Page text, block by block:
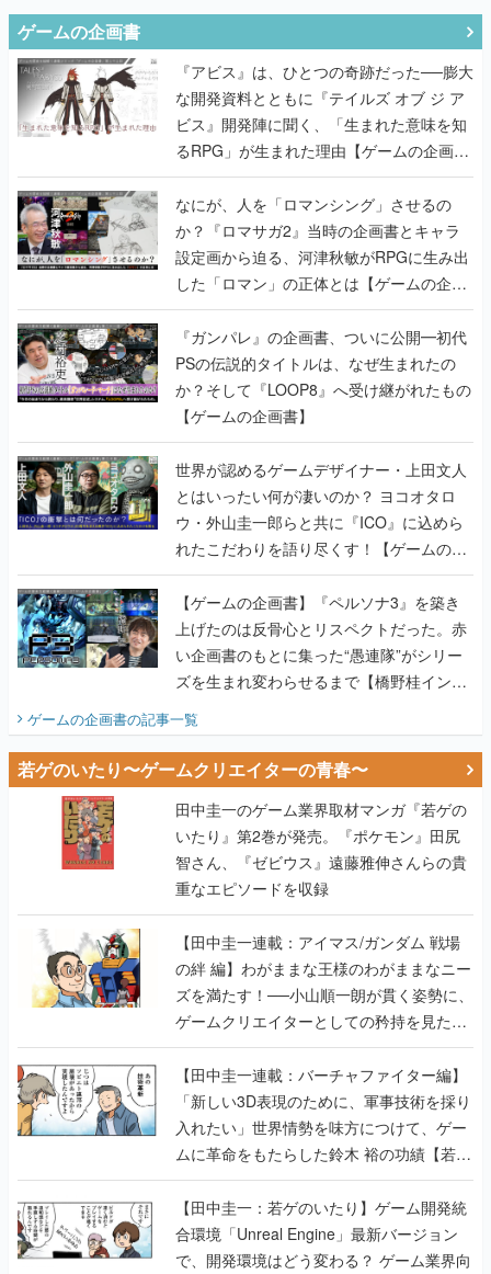
ゲームの企画書
『アビス』は、ひとつの奇跡だった──膨大
な開発資料とともに『テイルズ オブ ジ ア
ビス』開発陣に聞く、「生まれた意味を知
るRPG」が生まれた理由【ゲームの企画
書】
なにが、人を「ロマンシング」させるの
か？『ロマサガ2』当時の企画書とキャラ
設定画から迫る、河津秋敏がRPGに生み出
した「ロマン」の正体とは【ゲームの企画
書】
『ガンパレ』の企画書、ついに公開━初代
PSの伝説的タイトルは、なぜ生まれたの
か？そして『LOOP8』へ受け継がれたもの
【ゲームの企画書】
世界が認めるゲームデザイナー・上田文人
とはいったい何が凄いのか？ ヨコオタロ
ウ・外山圭一郎らと共に『ICO』に込めら
れたこだわりを語り尽くす！【ゲームの企
画書】
【ゲームの企画書】『ペルソナ3』を築き
上げたのは反骨心とリスペクトだった。赤
い企画書のもとに集った“愚連隊”がシリー
ズを生まれ変わらせるまで【橋野桂インタ
ビュー】
ゲームの企画書の記事一覧
若ゲのいたり〜ゲームクリエイターの青春〜
田中圭一のゲーム業界取材マンガ『若ゲの
いたり』第2巻が発売。『ポケモン』田尻
智さん、『ゼビウス』遠藤雅伸さんらの貴
重なエピソードを収録
【田中圭一連載：アイマス/ガンダム 戦場
の絆 編】わがままな王様のわがままなニー
ズを満たす！──小山順一朗が貫く姿勢に、
ゲームクリエイターとしての矜持を見た
【若ゲのいたり最終回】
【田中圭一連載：バーチャファイター編】
「新しい3D表現のために、軍事技術を採り
入れたい」世界情勢を味方につけて、ゲー
ムに革命をもたらした鈴木 裕の功績【若ゲ
のいたり】
【田中圭一：若ゲのいたり】ゲーム開発統
合環境「Unreal Engine」最新バージョン
で、開発環境はどう変わる？ ゲーム業界向